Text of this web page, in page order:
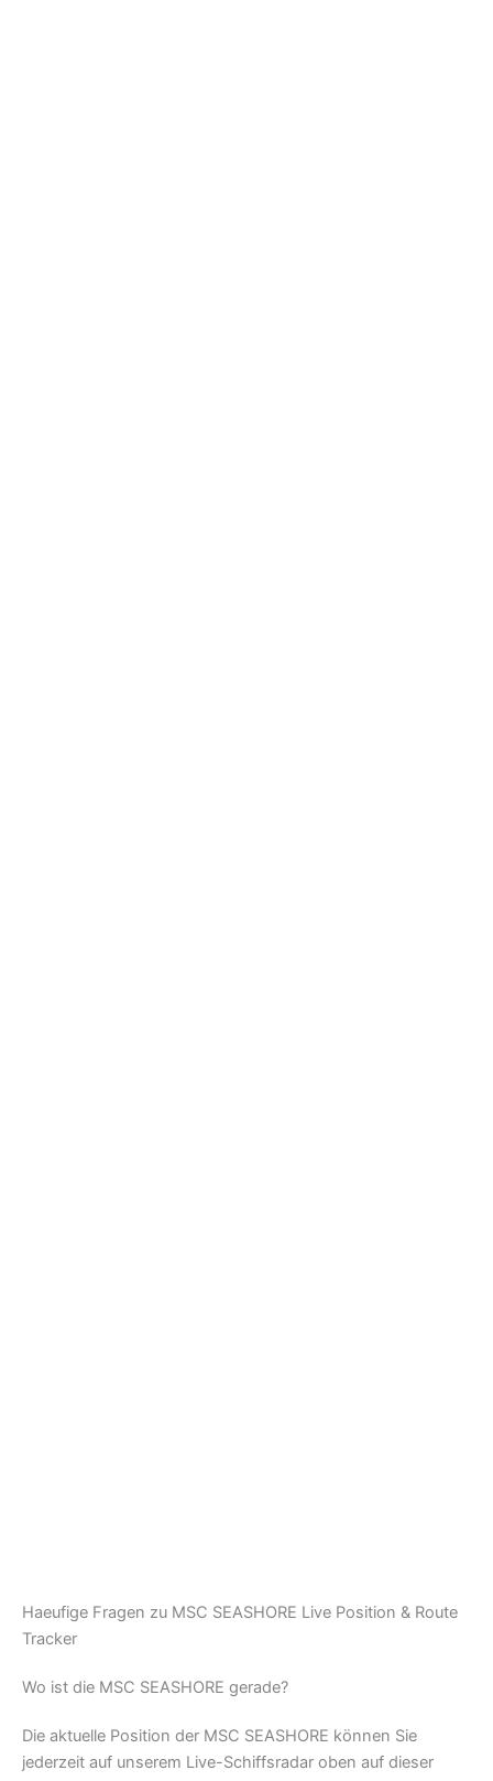
Haeufige Fragen zu MSC SEASHORE Live Position & Route
Tracker
Wo ist die MSC SEASHORE gerade?
Die aktuelle Position der MSC SEASHORE können Sie
jederzeit auf unserem Live-Schiffsradar oben auf dieser